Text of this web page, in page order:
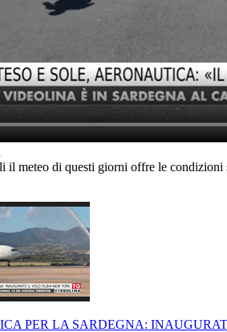
il meteo di questi giorni offre le
PER LA SARDEGNA: